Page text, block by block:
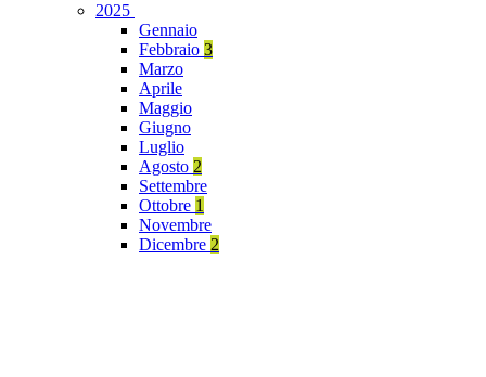
2025
Gennaio
Febbraio 3
Marzo
Aprile
Maggio
Giugno
Luglio
Agosto 2
Settembre
Ottobre 1
Novembre
Dicembre 2